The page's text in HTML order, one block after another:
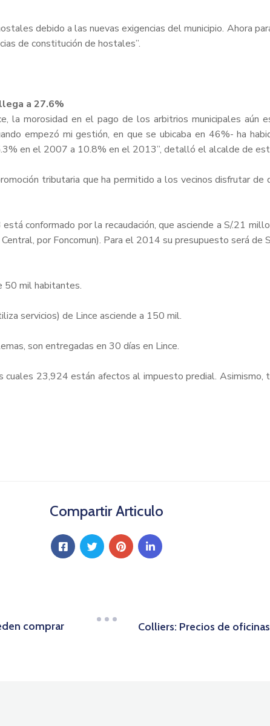
debido a las nuevas exigencias del municipio. Ahora
de constitución de hostales”.
a 27.6%
la morosidad en el pago de los arbitrios municipales
empezó mi gestión, en que se ubicaba en 46%- ha
en el 2007 a 10.8% en el 2013”, detalló el alcalde de
tributaria que ha permitido a los vecinos disfrutar
conformado por la recaudación, que asciende a S/.21
por Foncomun). Para el 2014 su presupuesto será de
50 mil habitantes.
servicios) de Lince asciende a 150 mil.
son entregadas en 30 días en Lince.
23,924 están afectos al impuesto predial.
Compartir Articulo
comprar
Colliers: Precios de